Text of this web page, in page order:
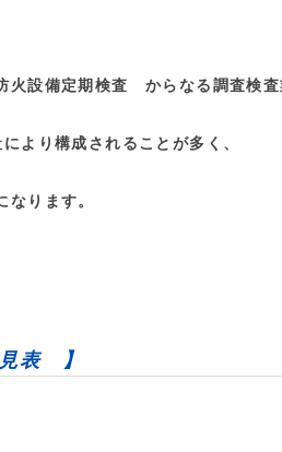
火設備定期検査 からなる調査検査
より構成されることが多く、
なります。
表 】